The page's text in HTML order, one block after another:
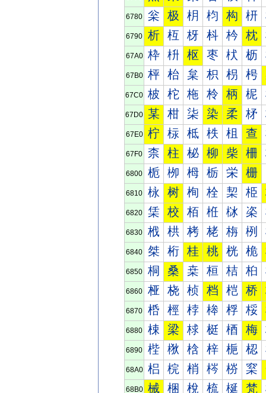
6780 枀 极 枂 枃 构 枅
6790 析 枑 枒 枓 枔 枕
67A0 枠 枡 枢 枣 枤 枥
67B0 枰 枱 枲 枳 枴 枵
67C0 柀 柁 柂 柃 柄 柅
67D0 某 柑 柒 染 柔 柕
67E0 柠 柡 柢 柣 柤 查
67F0 柰 柱 柲 柳 柴 柵
6800 栀 栁 栂 栃 栄 栅
6810 栐 树 栒 栓 栔 栕
6820 栠 校 栢 栣 栤 栥
6830 栰 栱 栲 栳 栴 栵
6840 桀 桁 桂 桃 桄 桅
6850 桐 桑 桒 桓 桔 桕
6860 桠 桡 桢 档 桤 桥
6870 桰 桱 桲 桳 桴 桵
6880 梀 梁 梂 梃 梄 梅
6890 梐 梑 梒 梓 梔 梕
68A0 梠 梡 梢 梣 梤 梥
68B0 械 梱 梲 梳 梴 梵